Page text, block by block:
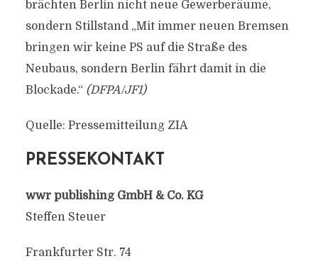
brächten Berlin nicht neue Gewerberäume,
sondern Stillstand „Mit immer neuen Bremsen
bringen wir keine PS auf die Straße des
Neubaus, sondern Berlin fährt damit in die
Blockade.“ (DFPA/JF1)
Quelle: Pressemitteilung ZIA
PRESSEKONTAKT
wwr publishing GmbH & Co. KG
Steffen Steuer
Frankfurter Str. 74